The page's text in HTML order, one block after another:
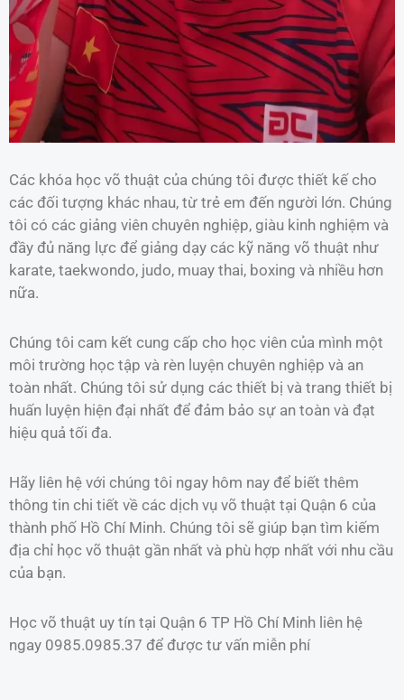
Các khóa học võ thuật của chúng tôi được thiết kế cho
các đối tượng khác nhau, từ trẻ em đến người lớn. Chúng
tôi có các giảng viên chuyên nghiệp, giàu kinh nghiệm và
đầy đủ năng lực để giảng dạy các kỹ năng võ thuật như
karate, taekwondo, judo, muay thai, boxing và nhiều hơn
nữa.
Chúng tôi cam kết cung cấp cho học viên của mình một
môi trường học tập và rèn luyện chuyên nghiệp và an
toàn nhất. Chúng tôi sử dụng các thiết bị và trang thiết bị
huấn luyện hiện đại nhất để đảm bảo sự an toàn và đạt
hiệu quả tối đa.
Hãy liên hệ với chúng tôi ngay hôm nay để biết thêm
thông tin chi tiết về các dịch vụ võ thuật tại Quận 6 của
thành phố Hồ Chí Minh. Chúng tôi sẽ giúp bạn tìm kiếm
địa chỉ học võ thuật gần nhất và phù hợp nhất với nhu cầu
của bạn.
Học võ thuật uy tín tại Quận 6 TP Hồ Chí Minh liên hệ
ngay 0985.0985.37 để được tư vấn miễn phí